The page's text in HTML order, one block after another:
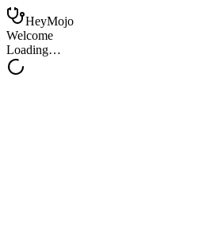
HeyMojo
Welcome
Loading…